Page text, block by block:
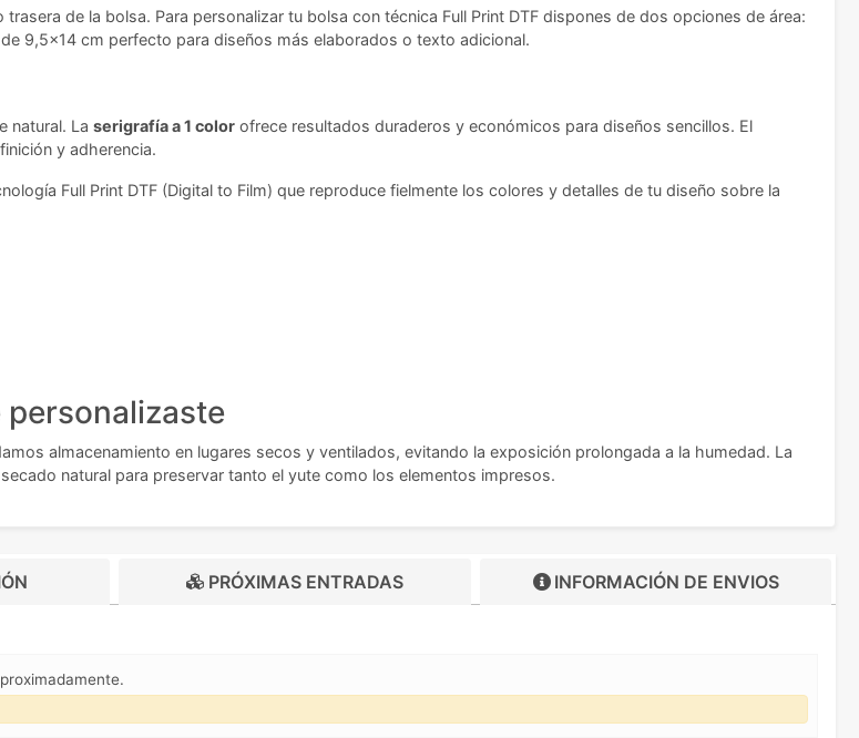
de la bolsa. Para personalizar tu bolsa con técnica Full Print DTF dispones de dos opciones de área:
9,5x14 cm perfecto para diseños más elaborados o texto adicional.
natural. La serigrafía a 1 color ofrece resultados duraderos y económicos para diseños sencillos. El
y adherencia.
Full Print DTF (Digital to Film) que reproduce fielmente los colores y detalles de tu diseño sobre la
personalizaste
almacenamiento en lugares secos y ventilados, evitando la exposición prolongada a la humedad. La
natural para preservar tanto el yute como los elementos impresos.
PRÓXIMAS ENTRADAS INFORMACIÓN DE ENVIOS